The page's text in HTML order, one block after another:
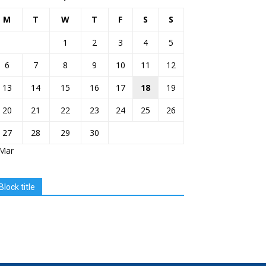
M T W T F S S
1 2 3 4
5
6
7 8 9 10 11
12
13
14 15 16 17 18
19
20
21 22 23 24 25
26
27
28 29
30
title